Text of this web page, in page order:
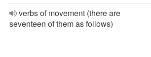
verbs of movement (there are
seventeen of them as follows)